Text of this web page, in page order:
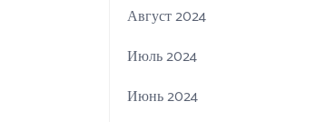
Август 2024
Июль 2024
Июнь 2024